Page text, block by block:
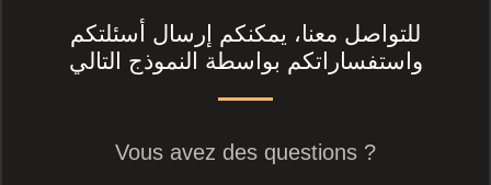
للتواصل معنا، يمكنكم إرسال أسئلتكم
واستفساراتكم بواسطة النموذج التالي
Vous avez des questions ?